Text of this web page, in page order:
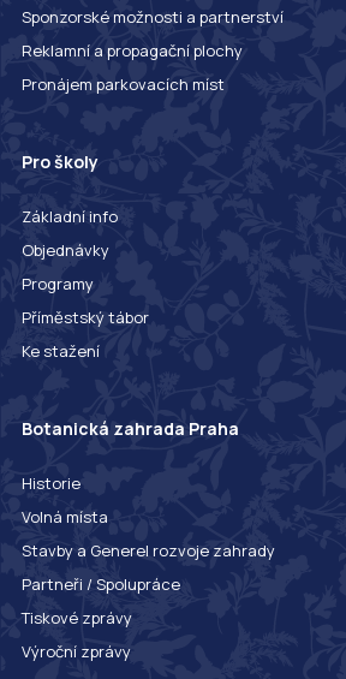
Sponzorské možnosti a partnerství
Reklamní a propagační plochy
Pronájem parkovacích míst
Pro školy
Základní info
Objednávky
Programy
Příměstský tábor
Ke stažení
Botanická zahrada Praha
Historie
Volná místa
Stavby a Generel rozvoje zahrady
Partneři / Spolupráce
Tiskové zprávy
Výroční zprávy